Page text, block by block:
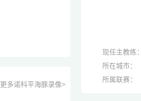
更多诺科平海豚录像>
现任主教练：
所在城市：
所属联赛：